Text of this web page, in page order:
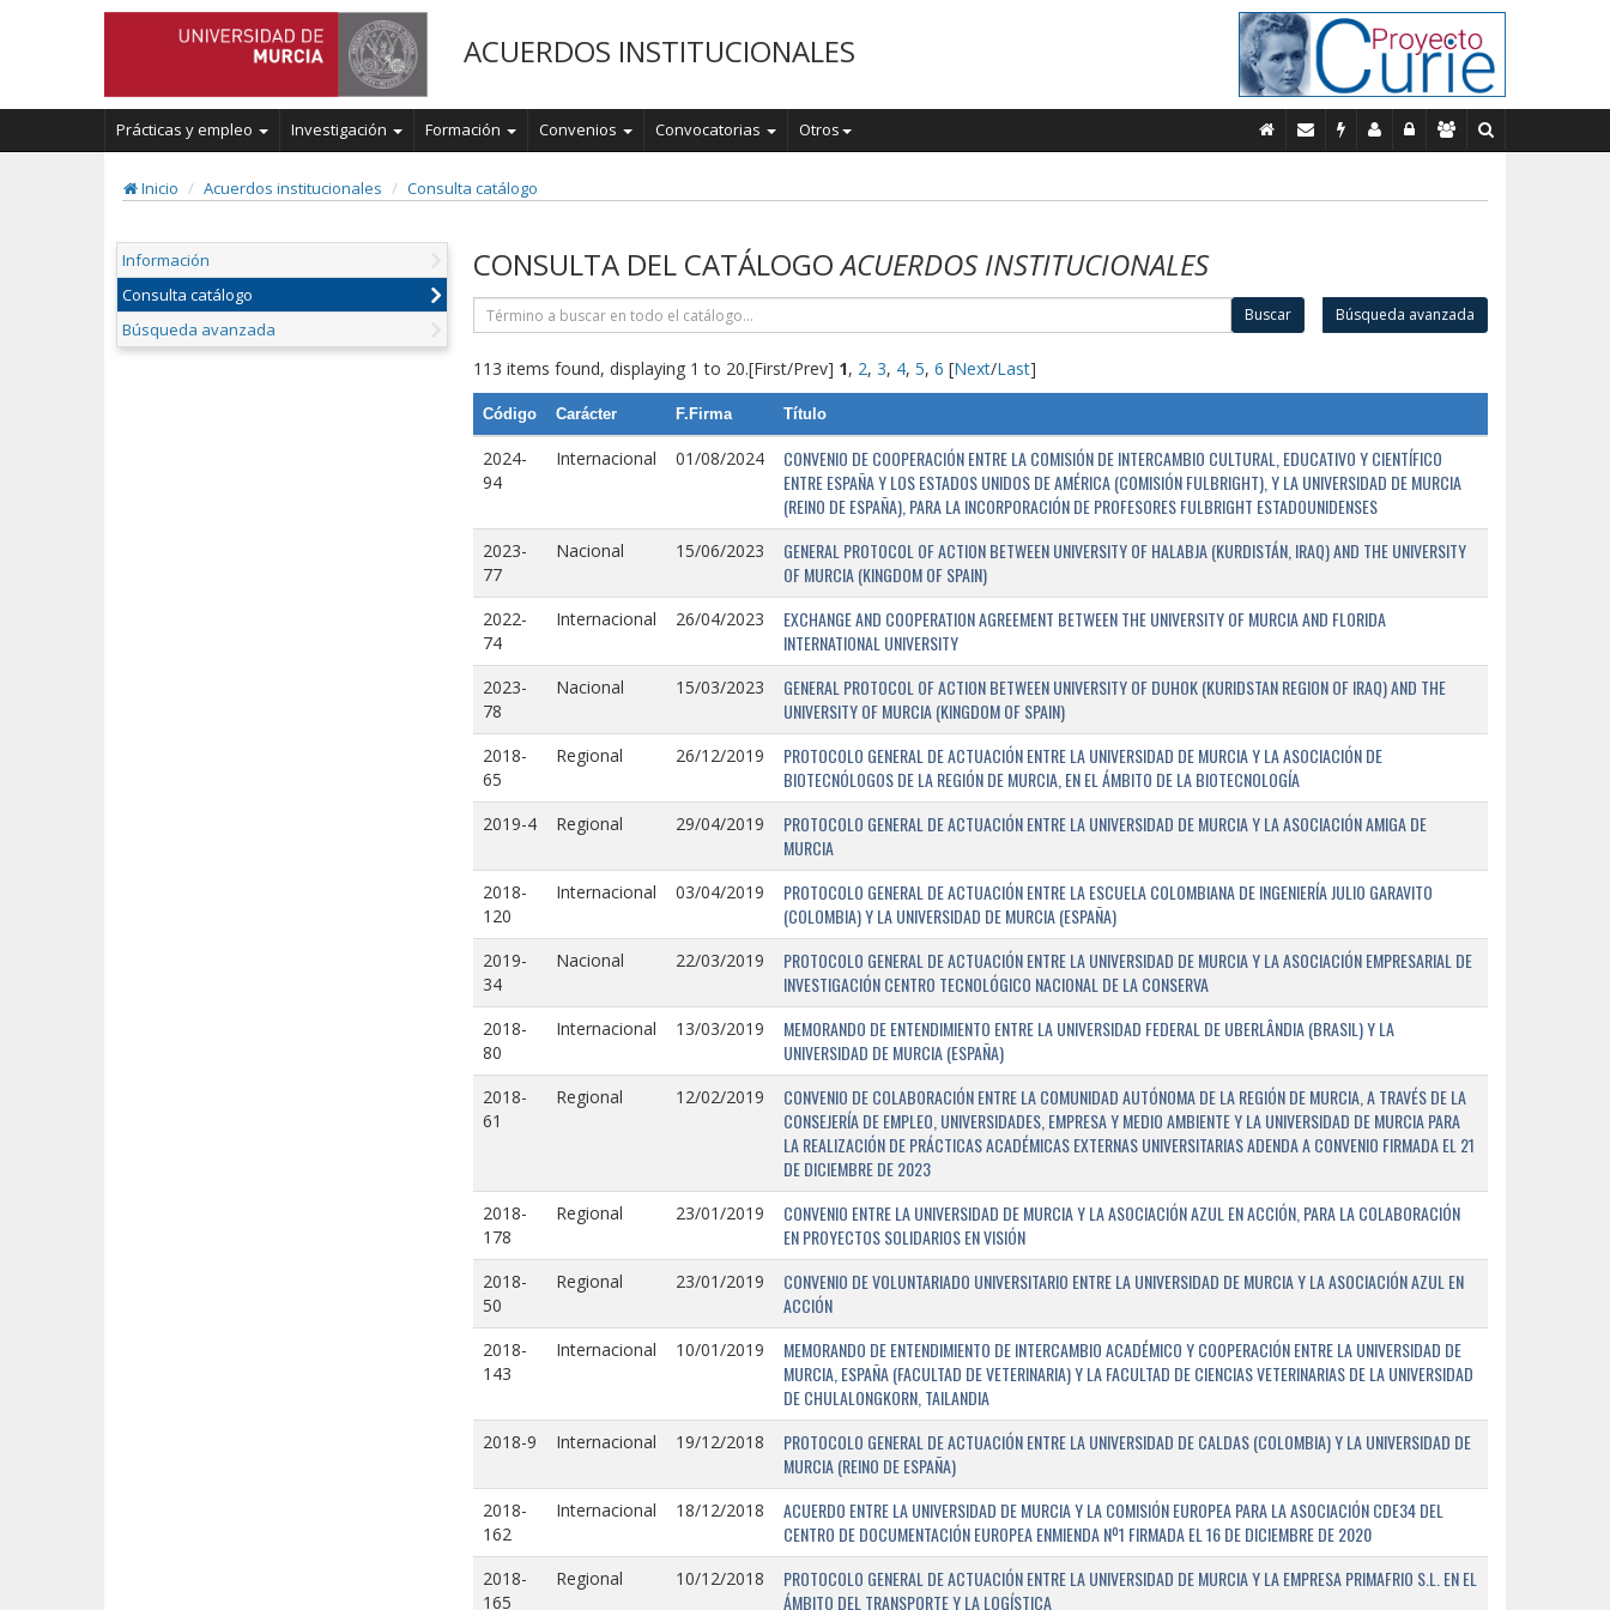
ACUERDOS INSTITUCIONALES
Prácticas y empleo Investigación Formación Convenios Convocatorias Otros
Inicio Acuerdos institucionales Consulta catálogo
Información
Consulta catálogo
Búsqueda avanzada
CONSULTA DEL CATÁLOGOACUERDOS INSTITUCIONALES
Buscar Búsqueda avanzada
113 items found, displaying 1 to 20.[First/Prev] 1, 2, 3, 4, 5, 6 [Next/Last]
Código Carácter F.Firma Título
2024-
94
Internacional 01/08/2024
CONVENIO DE COOPERACIÓN ENTRE LA COMISIÓN DE INTERCAMBIO CULTURAL, EDUCATIVO Y CIENTÍFICO
ENTRE ESPAÑA Y LOS ESTADOS UNIDOS DE AMÉRICA (COMISIÓN FULBRIGHT), Y LA UNIVERSIDAD DE MURCIA
(REINO DE ESPAÑA), PARA LA INCORPORACIÓN DE PROFESORES FULBRIGHT ESTADOUNIDENSES
2023-
77
Nacional 15/06/2023
GENERAL PROTOCOL OF ACTION BETWEEN UNIVERSITY OF HALABJA (KURDISTÁN, IRAQ) AND THE UNIVERSITY
OF MURCIA (KINGDOM OF SPAIN)
2022-
74
Internacional 26/04/2023
EXCHANGE AND COOPERATION AGREEMENT BETWEEN THE UNIVERSITY OF MURCIA AND FLORIDA
INTERNATIONAL UNIVERSITY
2023-
78
Nacional 15/03/2023
GENERAL PROTOCOL OF ACTION BETWEEN UNIVERSITY OF DUHOK (KURIDSTAN REGION OF IRAQ) AND THE
UNIVERSITY OF MURCIA (KINGDOM OF SPAIN)
2018-
65
Regional 26/12/2019
PROTOCOLO GENERAL DE ACTUACIÓN ENTRE LA UNIVERSIDAD DE MURCIA Y LA ASOCIACIÓN DE
BIOTECNÓLOGOS DE LA REGIÓN DE MURCIA, EN EL ÁMBITO DE LA BIOTECNOLOGÍA
2019-4 Regional 29/04/2019
PROTOCOLO GENERAL DE ACTUACIÓN ENTRE LA UNIVERSIDAD DE MURCIA Y LA ASOCIACIÓN AMIGA DE
MURCIA
2018-
120
Internacional 03/04/2019
PROTOCOLO GENERAL DE ACTUACIÓN ENTRE LA ESCUELA COLOMBIANA DE INGENIERÍA JULIO GARAVITO
(COLOMBIA) Y LA UNIVERSIDAD DE MURCIA (ESPAÑA)
2019-
34
Nacional 22/03/2019
PROTOCOLO GENERAL DE ACTUACIÓN ENTRE LA UNIVERSIDAD DE MURCIA Y LA ASOCIACIÓN EMPRESARIAL DE
INVESTIGACIÓN CENTRO TECNOLÓGICO NACIONAL DE LA CONSERVA
2018-
80
Internacional 13/03/2019
MEMORANDO DE ENTENDIMIENTO ENTRE LA UNIVERSIDAD FEDERAL DE UBERLÂNDIA (BRASIL) Y LA
UNIVERSIDAD DE MURCIA (ESPAÑA)
2018-
61
Regional 12/02/2019
CONVENIO DE COLABORACIÓN ENTRE LA COMUNIDAD AUTÓNOMA DE LA REGIÓN DE MURCIA, A TRAVÉS DE LA
CONSEJERÍA DE EMPLEO, UNIVERSIDADES, EMPRESA Y MEDIO AMBIENTE Y LA UNIVERSIDAD DE MURCIA PARA
LA REALIZACIÓN DE PRÁCTICAS ACADÉMICAS EXTERNAS UNIVERSITARIAS ADENDA A CONVENIO FIRMADA EL 21
DE DICIEMBRE DE 2023
2018-
178
Regional 23/01/2019
CONVENIO ENTRE LA UNIVERSIDAD DE MURCIA Y LA ASOCIACIÓN AZUL EN ACCIÓN, PARA LA COLABORACIÓN
EN PROYECTOS SOLIDARIOS EN VISIÓN
2018-
50
Regional 23/01/2019
CONVENIO DE VOLUNTARIADO UNIVERSITARIO ENTRE LA UNIVERSIDAD DE MURCIA Y LA ASOCIACIÓN AZUL EN
ACCIÓN
2018-
143
Internacional 10/01/2019
MEMORANDO DE ENTENDIMIENTO DE INTERCAMBIO ACADÉMICO Y COOPERACIÓN ENTRE LA UNIVERSIDAD DE
MURCIA, ESPAÑA (FACULTAD DE VETERINARIA) Y LA FACULTAD DE CIENCIAS VETERINARIAS DE LA UNIVERSIDAD
DE CHULALONGKORN, TAILANDIA
2018-9 Internacional 19/12/2018
PROTOCOLO GENERAL DE ACTUACIÓN ENTRE LA UNIVERSIDAD DE CALDAS (COLOMBIA) Y LA UNIVERSIDAD DE
MURCIA (REINO DE ESPAÑA)
2018-
162
Internacional 18/12/2018
ACUERDO ENTRE LA UNIVERSIDAD DE MURCIA Y LA COMISIÓN EUROPEA PARA LA ASOCIACIÓN CDE34 DEL
CENTRO DE DOCUMENTACIÓN EUROPEA ENMIENDA Nº1 FIRMADA EL 16 DE DICIEMBRE DE 2020
2018-
165
Regional 10/12/2018
PROTOCOLO GENERAL DE ACTUACIÓN ENTRE LA UNIVERSIDAD DE MURCIA Y LA EMPRESA PRIMAFRIO S.L. EN EL
ÁMBITO DEL TRANSPORTE Y LA LOGÍSTICA